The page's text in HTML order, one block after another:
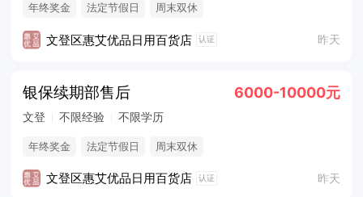
年终奖金 法定节假日 周末双休
文登区惠艾优品日用百货店 认证 昨天
银保续期部售后 6000-10000元
文登 不限经验 不限学历
年终奖金 法定节假日 周末双休
文登区惠艾优品日用百货店 认证 昨天